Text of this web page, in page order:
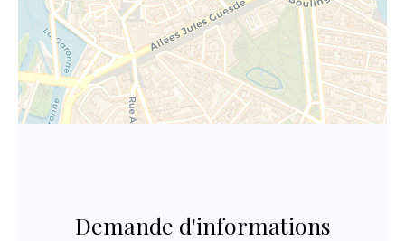
Demande d'informations